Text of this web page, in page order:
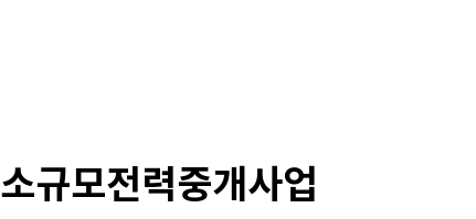
소규모전력중개사업